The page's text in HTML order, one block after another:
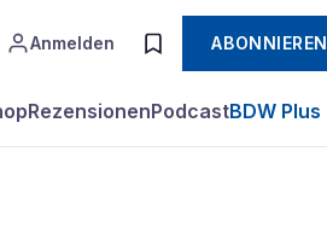
Anmelden ABONNIEREN
RezensionenPodcastBDW Plus